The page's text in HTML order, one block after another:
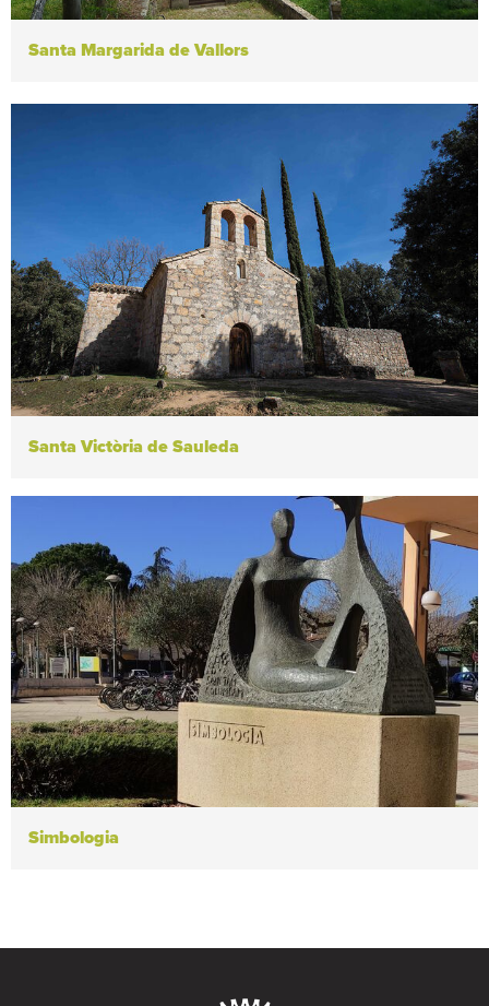
Santa Margarida de Vallors
Santa Victòria de Sauleda
Simbologia